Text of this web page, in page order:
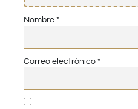
Nombre *
Correo electrónico *